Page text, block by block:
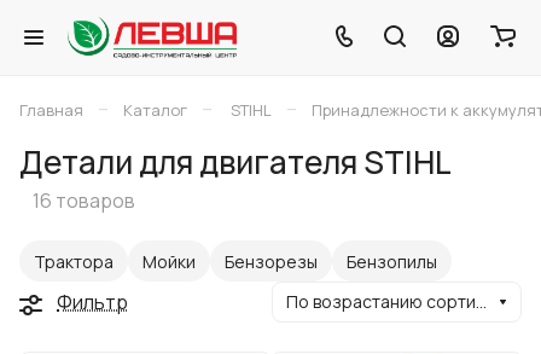
Главная – Каталог – STIHL – Принадлежности к
Детали для двигателя STIHL
16 товаров
Трактора Мойки Бензорезы Бензопилы
Фильтр По возрастанию сортировки